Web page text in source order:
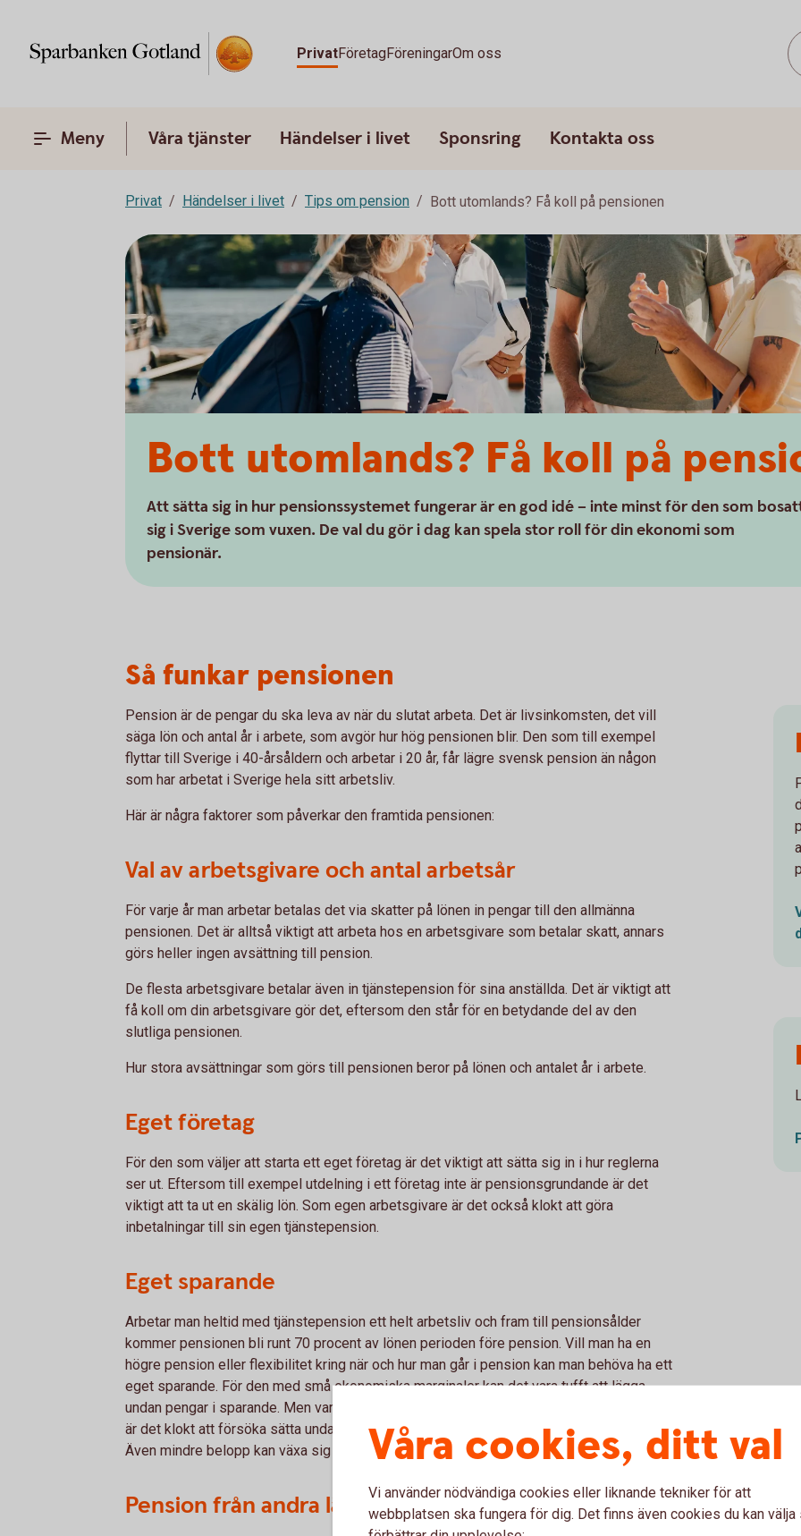
PrivatFöretagFöreningarOm oss
Meny Våra tjänster Händelser i livet Sponsring Kontakta oss
Privat Händelser i livet Tips om pension Bott utomlands? Få koll på pensionen
Bott utomlands? Få koll på
Att sätta sig in hur pensionssystemet fungerar är en god idé – inte minst för den som
sig i Sverige som vuxen. De val du gör i dag kan spela stor roll för din ekonomi som
pensionär.
Så funkar pensionen
Pension är de pengar du ska leva av när du slutat arbeta. Det är livsinkomsten, det vill
säga lön och antal år i arbete, som avgör hur hög pensionen blir. Den som till exempel
flyttar till Sverige i 40-årsåldern och arbetar i 20 år, får lägre svensk pension än någon
som har arbetat i Sverige hela sitt arbetsliv.
Här är några faktorer som påverkar den framtida pensionen:
Val av arbetsgivare och antal arbetsår
För varje år man arbetar betalas det via skatter på lönen in pengar till den allmänna
pensionen. Det är alltså viktigt att arbeta hos en arbetsgivare som betalar skatt, annars
görs heller ingen avsättning till pension.
De flesta arbetsgivare betalar även in tjänstepension för sina anställda. Det är viktigt att
få koll om din arbetsgivare gör det, eftersom den står för en betydande del av den
slutliga pensionen.
Hur stora avsättningar som görs till pensionen beror på lönen och antalet år i arbete.
Eget företag
För den som väljer att starta ett eget företag är det viktigt att sätta sig in i hur reglerna
ser ut. Eftersom till exempel utdelning i ett företag inte är pensionsgrundande är det
viktigt att ta ut en skälig lön. Som egen arbetsgivare är det också klokt att göra
inbetalningar till sin egen tjänstepension.
Eget sparande
Arbetar man heltid med tjänstepension ett helt arbetsliv och fram till pensionsålder
kommer pensionen bli runt 70 procent av lönen perioden före pension. Vill man ha en
högre pension eller flexibilitet kring när och hur man går i pension kan man behöva ha ett
eget sparande. För den med små ekonomiska marginaler kan det vara tufft att lägga
undan pengar i sparande. Men varje sparad krona kan göra skillnad och om det är möjligt
är det klokt att försöka sätta undan en summa varje månad i ett eget pensionssparande.
Även mindre belopp kan växa sig större på sikt.
Pension från andra länder
Våra cookies, ditt val
Vi använder nödvändiga cookies eller liknande tekniker för att
webbplatsen ska fungera för dig. Det finns även cookies du kan välja